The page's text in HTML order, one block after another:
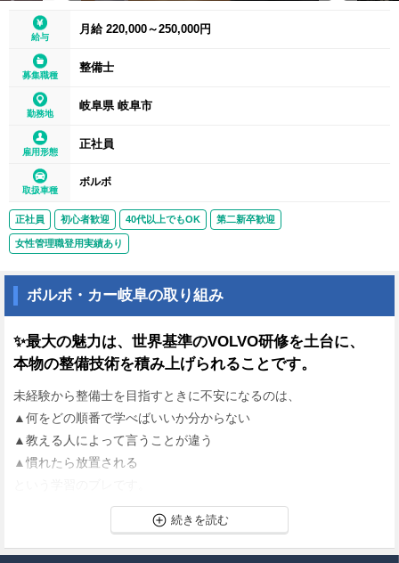
給与
月給 220,000～250,000円
募集職種
整備士
勤務地
岐阜県 岐阜市
雇用形態
正社員
取扱車種
ボルボ
正社員 初心者歓迎 40代以上でもOK 第二新卒歓迎
女性管理職登用実績あり
ボルボ・カー岐阜の取り組み
✨最大の魅力は、世界基準のVOLVO研修を土台に、
本物の整備技術を積み上げられることです。
未経験から整備士を目指すときに不安になるのは、
▲何をどの順番で学べばいいか分からない
▲教える人によって言うことが違う
▲慣れたら放置される
ボルボ・カー岐阜は正規ディーラーのため、メーカー基準の整備
手順と教育の流れがあります。